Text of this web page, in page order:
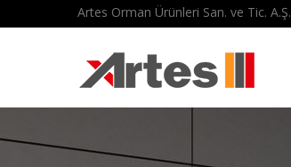
Artes Orman Ürünleri San. ve Tic. A.Ş.